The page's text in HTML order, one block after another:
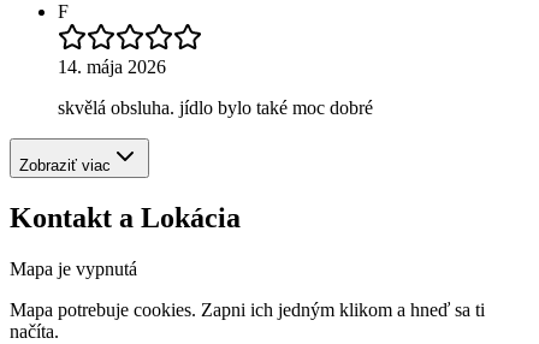
F
14. mája 2026
skvělá obsluha. jídlo bylo také moc dobré
Zobraziť viac
Kontakt a Lokácia
Mapa je vypnutá
Mapa potrebuje cookies. Zapni ich jedným klikom a hneď sa ti
načíta.